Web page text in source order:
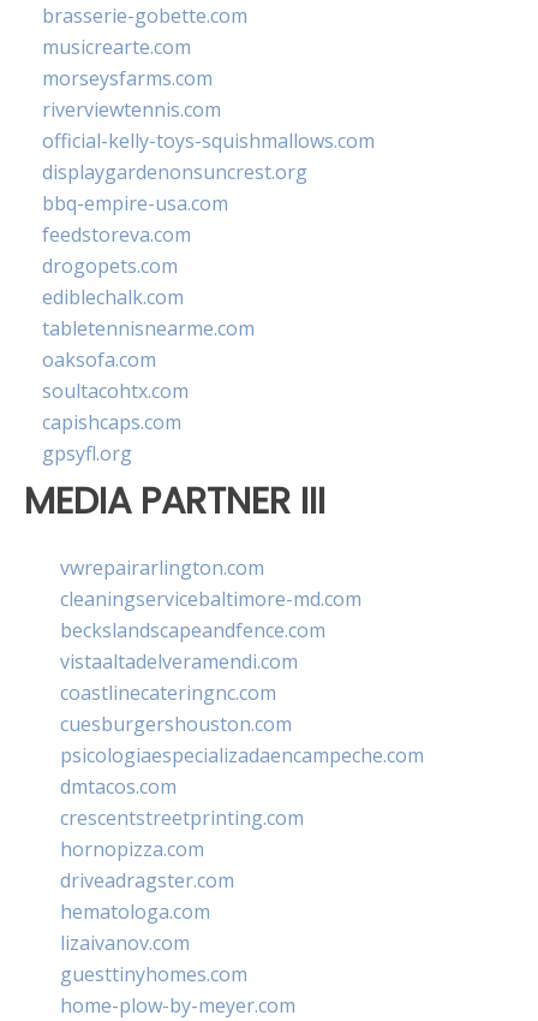
brasserie-gobette.com
musicrearte.com
morseysfarms.com
riverviewtennis.com
official-kelly-toys-squishmallows.com
displaygardenonsuncrest.org
bbq-empire-usa.com
feedstoreva.com
drogopets.com
ediblechalk.com
tabletennisnearme.com
oaksofa.com
soultacohtx.com
capishcaps.com
gpsyfl.org
MEDIA PARTNER III
vwrepairarlington.com
cleaningservicebaltimore-md.com
beckslandscapeandfence.com
vistaaltadelveramendi.com
coastlinecateringnc.com
cuesburgershouston.com
psicologiaespecializadaencampeche.com
dmtacos.com
crescentstreetprinting.com
hornopizza.com
driveadragster.com
hematologa.com
lizaivanov.com
guesttinyhomes.com
home-plow-by-meyer.com